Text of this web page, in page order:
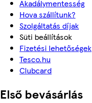
Akadálymentesség
Hova szállítunk?
Szolgáltatás díjak
Süti beállítások
Fizetési lehetőségek
Tesco.hu
Clubcard
Első bevásárlás